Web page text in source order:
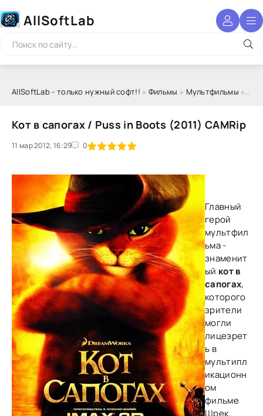
AllSoftLab
AllSoftLab - только нужный софт!! » Фильмы » Мультфильмы » Кот в сапогах / Puss in Boots (2011) CAMRip
Кот в сапогах / Puss in Boots (2011) CAMRip
11 мар 2012, 16:29 0
1 2 3 4 5
Главный
герой
мультфил
ьма -
знаменит
ый кот в
сапогах,
которого
зрители
могли
лицезрет
ь в
мультипл
икационн
ом
фильме
Шрек.